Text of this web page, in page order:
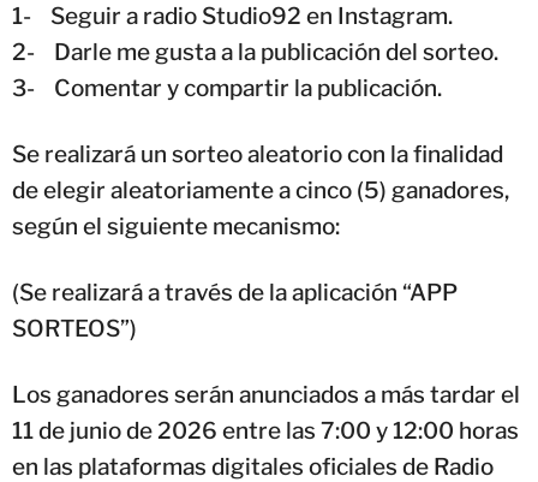
1- Seguir a radio Studio92 en Instagram.
2- Darle me gusta a la publicación del sorteo.
3- Comentar y compartir la publicación.
Se realizará un sorteo aleatorio con la finalidad
de elegir aleatoriamente a cinco (5) ganadores,
según el siguiente mecanismo:
(Se realizará a través de la aplicación “APP
SORTEOS”)
Los ganadores serán anunciados a más tardar el
11 de junio de 2026 entre las 7:00 y 12:00 horas
en las plataformas digitales oficiales de Radio